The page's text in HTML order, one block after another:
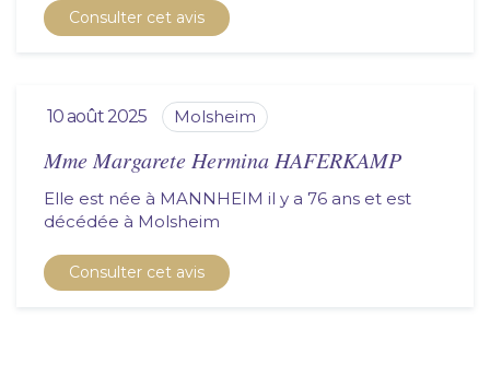
Consulter cet avis
10 août 2025 molsheim
Mme Margarete Hermina HAFERKAMP
Elle est née à MANNHEIM il y a 76 ans et est
décédée à
molsheim
Consulter cet avis